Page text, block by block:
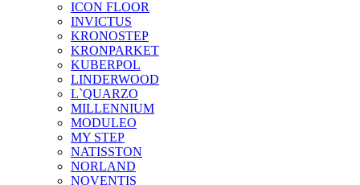
ICON FLOOR
INVICTUS
KRONOSTEP
KRONPARKET
KUBERPOL
LINDERWOOD
L`QUARZO
MILLENNIUM
MODULEO
MY STEP
NATISSTON
NORLAND
NOVENTIS